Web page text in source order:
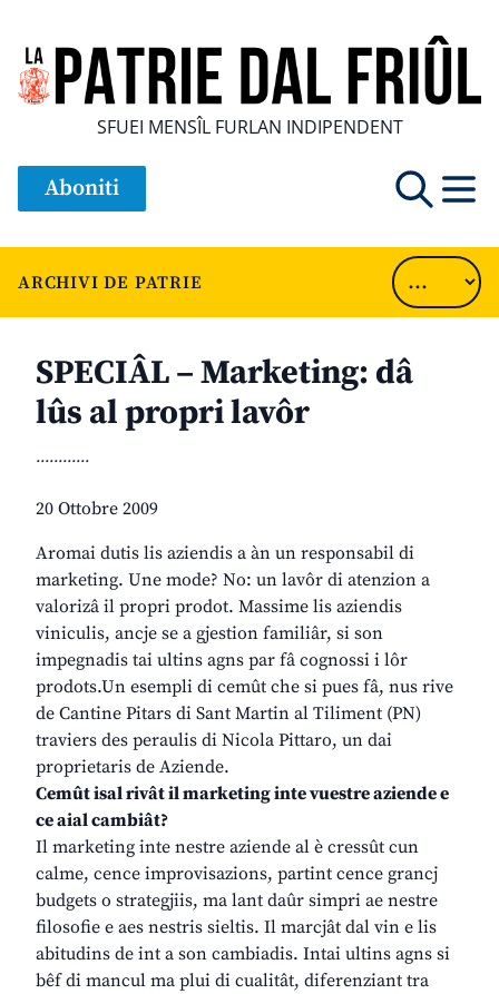
SFUEI MENSÎL FURLAN INDIPENDENT
Aboniti
ARCHIVI DE PATRIE
SPECIÂL – Marketing: dâ
lûs al propri lavôr
............
20 Ottobre 2009
Aromai dutis lis aziendis a àn un responsabil di
marketing. Une mode? No: un lavôr di atenzion a
valorizâ il propri prodot. Massime lis aziendis
viniculis, ancje se a gjestion familiâr, si son
impegnadis tai ultins agns par fâ cognossi i lôr
prodots.Un esempli di cemût che si pues fâ, nus rive
de Cantine Pitars di Sant Martin al Tiliment (PN)
traviers des peraulis di Nicola Pittaro, un dai
proprietaris de Aziende.
Cemût isal rivât il marketing inte vuestre aziende e
ce aial cambiât?
Il marketing inte nestre aziende al è cressût cun
calme, cence improvisazions, partint cence grancj
budgets o strategjiis, ma lant daûr simpri ae nestre
filosofie e aes nestris sieltis. Il marcjât dal vin e lis
abitudins de int a son cambiadis. Intai ultins agns si
bêf di mancul ma plui di cualitât, diferenziant tra